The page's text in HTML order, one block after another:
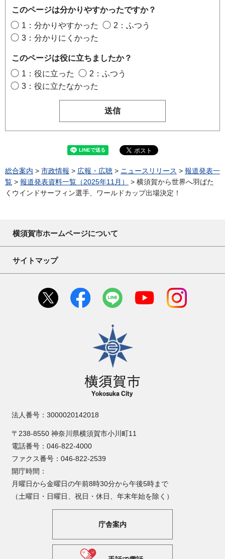
このページは分かりやすかったですか？
1：分かりやすかった
2：ふつう
3：分かりにくかった
このページは役に立ちましたか？
1：役に立った
2：ふつう
3：役に立たなかった
総合案内 > 市政情報 > 広報・広聴 > ニュースリリース > 報道発表一
覧 > 報道発表資料一覧（2025年11月）
> 横須賀から世界へ羽ばた
くウインドサーフィン選手、ワールドカップ出場決定！
横須賀市ホームページについて
サイトマップ
横須賀市
法人番号：3000020142018
〒238-8550 神奈川県横須賀市小川町11
電話番号：046-822-4000
ファクス番号：046-822-2539
開庁時間：
月曜日から金曜日の午前8時30分から午後5時まで
（土曜日・日曜日、祝日・休日、年末年始を除く）
庁舎案内